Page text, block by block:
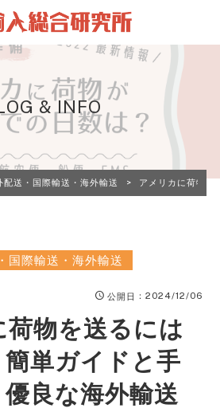
& INFO
配送・国際輸送・海外輸送 > アメリカに荷物を
国際輸送・海外輸送
公開日 ：2024/12/06
荷物を送るには
単ガイドと手
良な海外輸送